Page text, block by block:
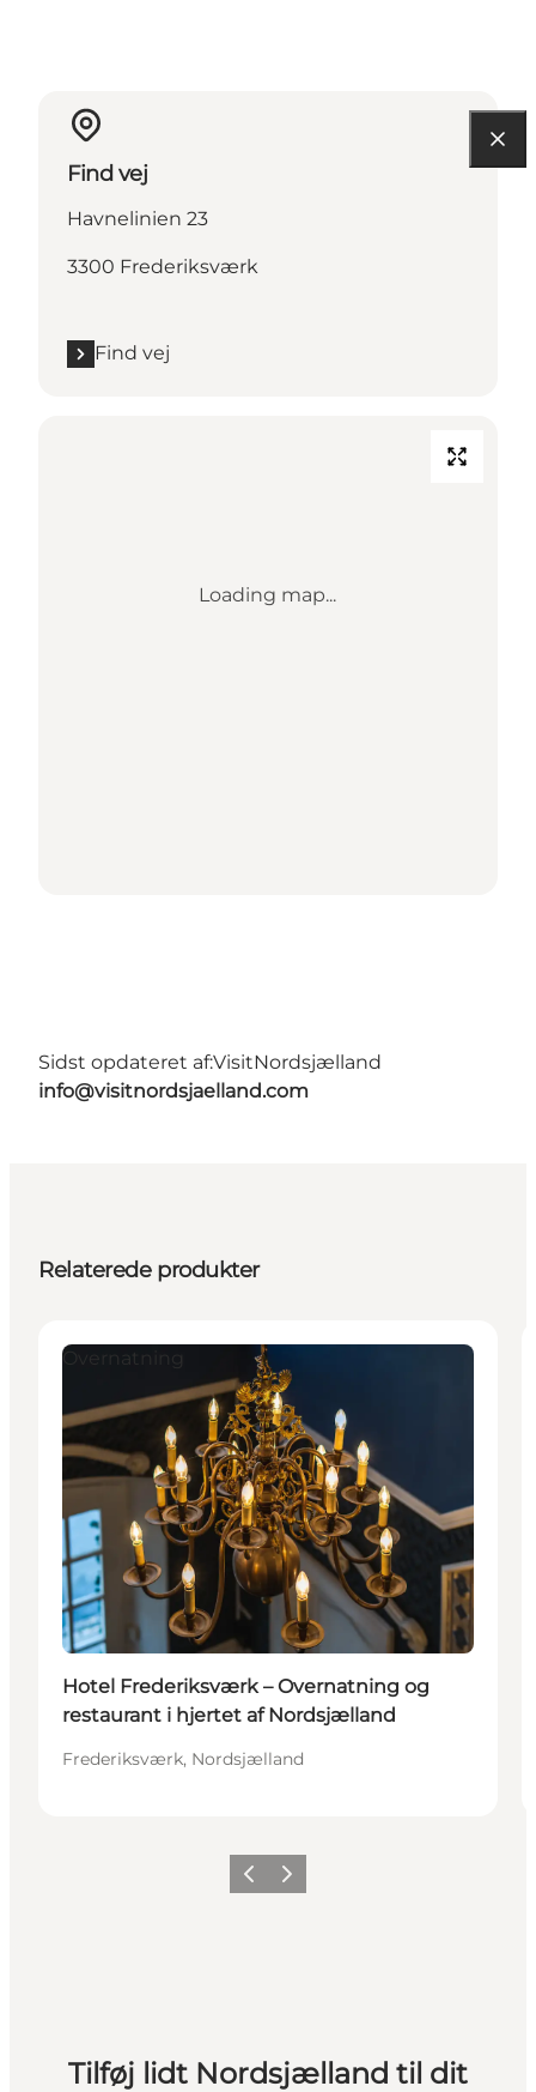
Find vej
Havnelinien 23
3300 Frederiksværk
Find vej
Loading map...
Sidst opdateret af:VisitNordsjælland
info@visitnordsjaelland.com
Relaterede produkter
Overnatning
Hotel Frederiksværk – Overnatning og
restaurant i hjertet af Nordsjælland
Frederiksværk, Nordsjælland
ForrigeNæste
Tilføj lidt Nordsjælland til dit